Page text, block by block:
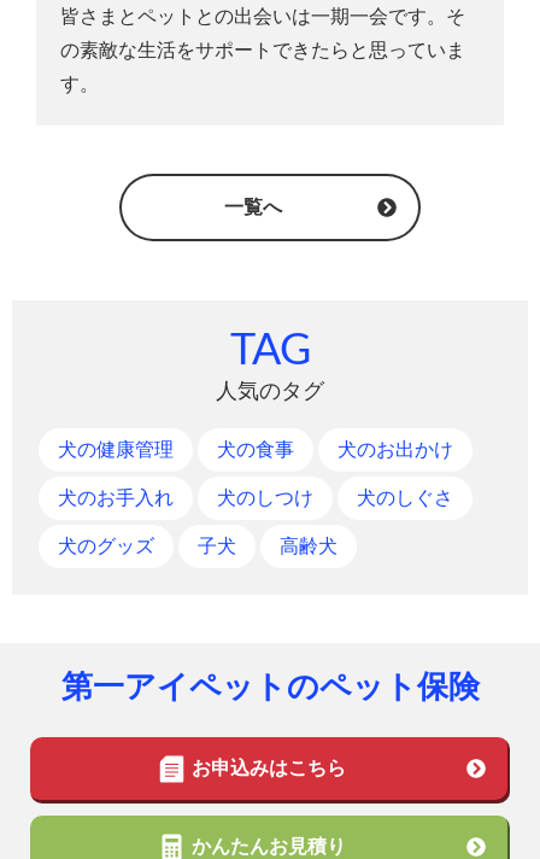
皆さまとペットとの出会いは一期一会です。そ
の素敵な生活をサポートできたらと思っていま
す。
一覧へ
TAG
人気のタグ
犬の健康管理 犬の食事 犬のお出かけ
犬のお手入れ 犬のしつけ 犬のしぐさ
犬のグッズ 子犬 高齢犬
第一アイペットのペット保険
お申込みはこちら
かんたんお見積り